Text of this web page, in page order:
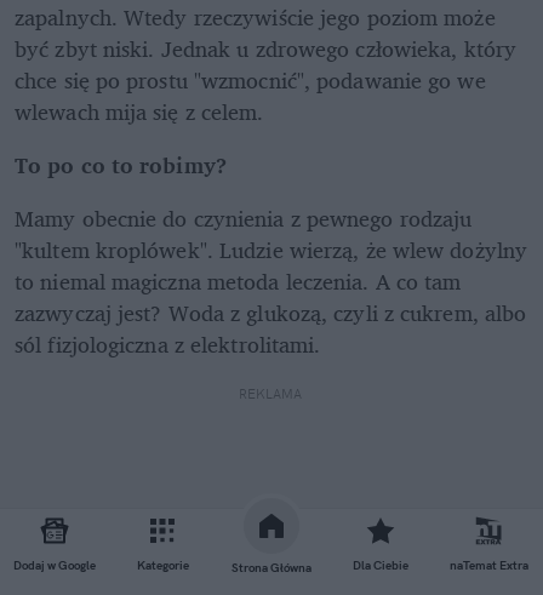
Dodaj w Google Kategorie Strona Główna Dla Ciebie naTemat Extra
zapalnych. Wtedy rzeczywiście jego poziom może
być zbyt niski. Jednak u zdrowego człowieka, który
chce się po prostu "wzmocnić", podawanie go we
wlewach mija się z celem.
To po co to robimy?
Mamy obecnie do czynienia z pewnego rodzaju
"kultem kroplówek". Ludzie wierzą, że wlew dożylny
to niemal magiczna metoda leczenia. A co tam
zazwyczaj jest? Woda z glukozą, czyli z cukrem, albo
sól fizjologiczna z elektrolitami.
REKLAMA